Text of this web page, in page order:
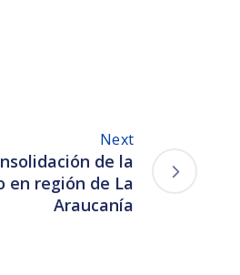
Next
de la
en región de La
Araucanía